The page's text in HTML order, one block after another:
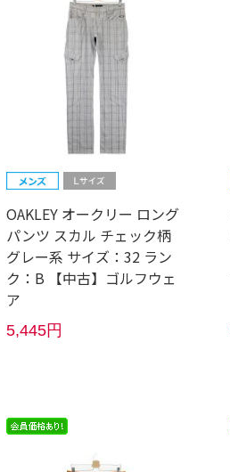
OAKLEY オークリー ロング
パンツ スカル チェック柄
グレー系 サイズ：32 ラン
ク：B 【中古】ゴルフウェ
ア
5,445円